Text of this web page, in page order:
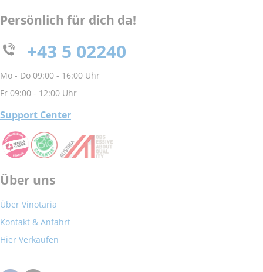
Persönlich für dich da!
+43 5 02240
Mo - Do 09:00 - 16:00 Uhr
Fr 09:00 - 12:00 Uhr
Support Center
Über uns
Über Vinotaria
Kontakt & Anfahrt
Hier Verkaufen